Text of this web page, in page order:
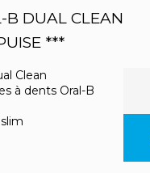
B DUAL CLEAN
***
Clean
à dents Oral-B